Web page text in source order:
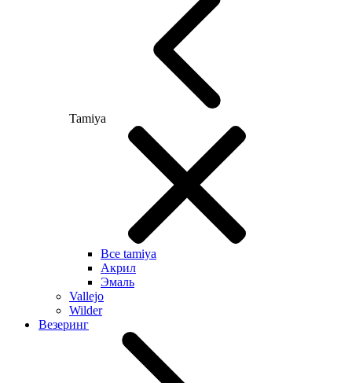
Tamiya
Все tamiya
Акрил
Эмаль
Vallejo
Wilder
Везеринг